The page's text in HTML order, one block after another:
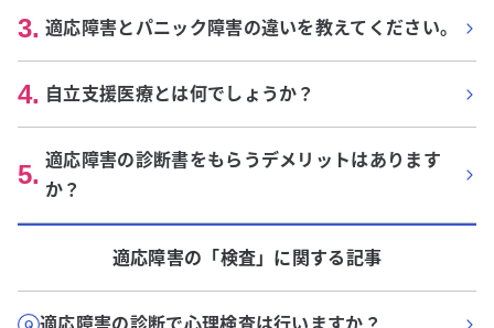
3. 適応障害とパニック障害の違いを教えてください。
4. 自立支援医療とは何でしょうか？
5. 適応障害の診断書をもらうデメリットはあります
か？
適応障害の「検査」に関する記事
適応障害の診断で心理検査は行いますか？